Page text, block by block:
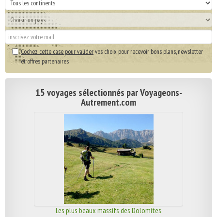
Cochez cette case pour validervos choix pour recevoir bons plans, newsletter
et offres partenaires
15 voyages sélectionnés par Voyageons-
Autrement.com
Les plus beaux massifs des Dolomites